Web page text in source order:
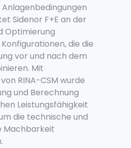
Anlagenbedingungen
Sidenor F+E an der
Optimierung
die die
vor und nach dem
Mit
RINA-CSM wurde
und Berechnung
Leistungsfähigkeit
die technische und
Machbarkeit